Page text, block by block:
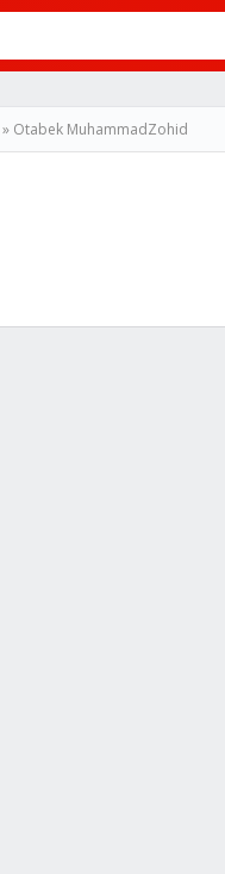
» Otabek MuhammadZohid